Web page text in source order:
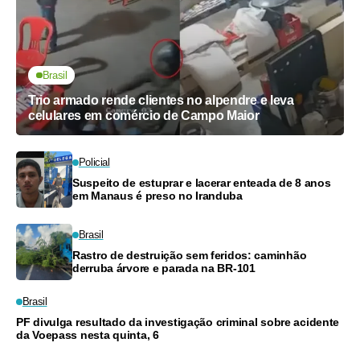
Brasil
Trio armado rende clientes no alpendre e leva
celulares em comércio de Campo Maior
Policial
Suspeito de estuprar e lacerar enteada de 8 anos
em Manaus é preso no Iranduba
Brasil
Rastro de destruição sem feridos: caminhão
derruba árvore e parada na BR-101
Brasil
PF divulga resultado da investigação criminal sobre acidente
da Voepass nesta quinta, 6